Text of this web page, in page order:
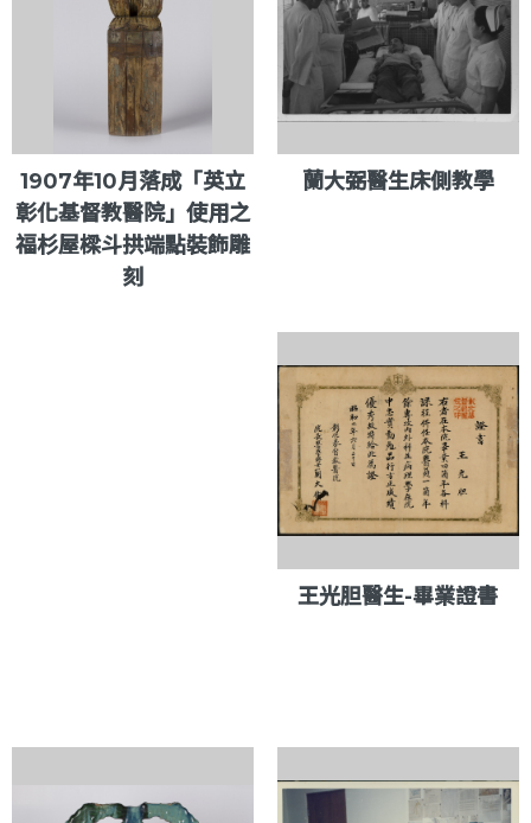
1907年10月落成「英立
彰化基督教醫院」使用之
福杉屋樑斗拱端點裝飾雕
刻
蘭大弼醫生床側教學
王光胆醫生-畢業證書